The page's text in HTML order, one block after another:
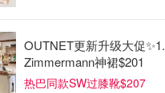
OUTNET更新升级大促
Zimmermann神裙$201
热巴同款SW过膝靴$207